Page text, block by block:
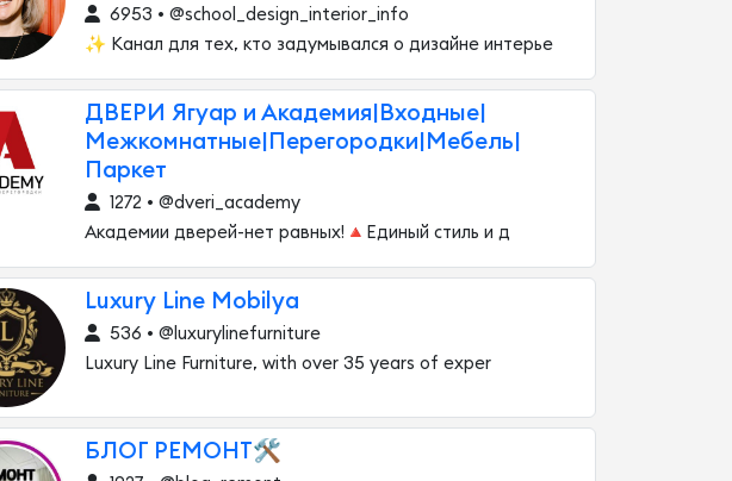
6953 • @school_design_interior_info
✨ Канал для тех, кто задумывался о дизайне интерье
ДВЕРИ Ягуар и Академия|Входные|
Межкомнатные|Перегородки|Мебель|
Паркет
1272 • @dveri_academy
Академии дверей-нет равных!🔺Единый стиль и д
Luxury Line Mobilya
536 • @luxurylinefurniture
Luxury Line Furniture, with over 35 years of exper
БЛОГ РЕМОНТ🛠